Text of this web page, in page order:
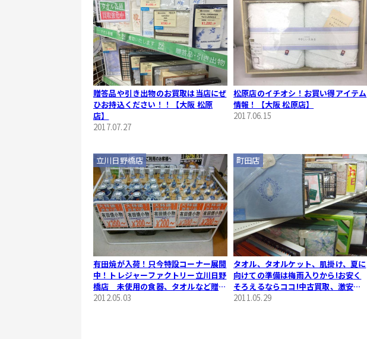
贈答品や引き出物のお買取は当店にぜ
ひお持込ください！！【大阪 松原
店】
2017.07.27
松原店のイチオシ！お買い得アイテム
情報！【大阪 松原店】
2017.06.15
有田焼が入荷！只今特設コーナー展開
中！トレジャーファクトリー立川日野
橋店 未使用の食器、タオルなど贈答
品のお買取も行っております。
2012.05.03
立川日野橋店
タオル、タオルケット、肌掛け、夏に
向けての準備は梅雨入りから!お安く
そろえるならココ!中古買取、激安販
売のリサイクルショップ!
2011.05.29
町田店